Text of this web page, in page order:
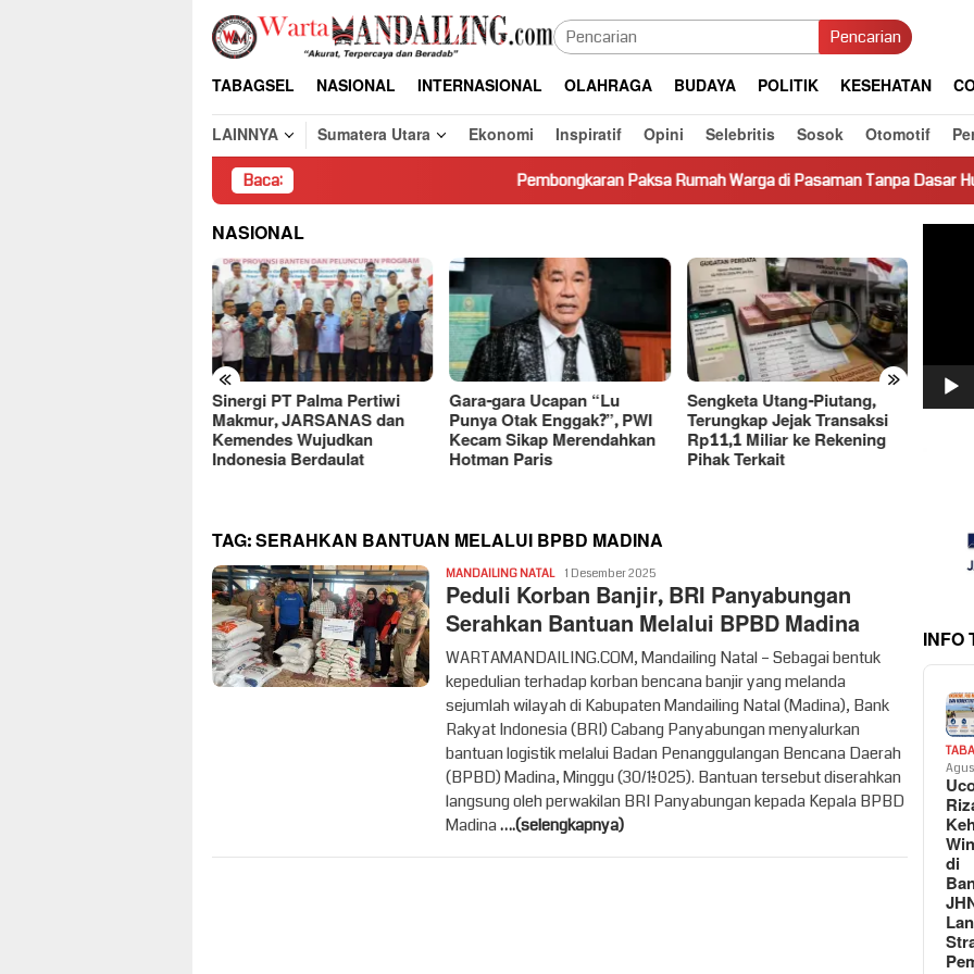
Loncat
konten
Pencarian
TABAGSEL NASIONAL INTERNASIONAL OLAHRAGA BUDAYA POLITIK KESEHATAN
LAINNYA
Sumatera Utara Ekonomi Inspiratif Opini Selebritis Sosok Otomotif
Baca: Pembongkaran Paksa Rumah Warga di Pasaman Tanpa Dasar Hukum Picu
NASIONAL
« »
Sinergi PT Palma Pertiwi
Makmur, JARSANAS dan
Kemendes Wujudkan
Indonesia Berdaulat
Gara-gara Ucapan “Lu
Punya Otak Enggak?”, PWI
Kecam Sikap Merendahkan
Hotman Paris
Sengketa Utang-Piutang,
Terungkap Jejak Transaksi
Rp11,1 Miliar ke Rekening
Pihak Terkait
TAG:SERAHKAN BANTUAN MELALUI BPBD MADINA
MANDAILING NATALsyahren
1 Desember 2025
Peduli Korban Banjir, BRI Panyabungan
Serahkan Bantuan Melalui BPBD Madina
WARTAMANDAILING.COM, Mandailing Natal – Sebagai bentuk
kepedulian terhadap korban bencana banjir yang melanda
sejumlah wilayah di Kabupaten Mandailing Natal (Madina), Bank
Rakyat Indonesia (BRI) Cabang Panyabungan menyalurkan
bantuan logistik melalui Badan Penanggulangan Bencana Daerah
(BPBD) Madina, Minggu (30/11/2025). Bantuan tersebut diserahkan
langsung oleh perwakilan BRI Panyabungan kepada Kepala BPBD
Madina….(selengkapnya)
INFO
di